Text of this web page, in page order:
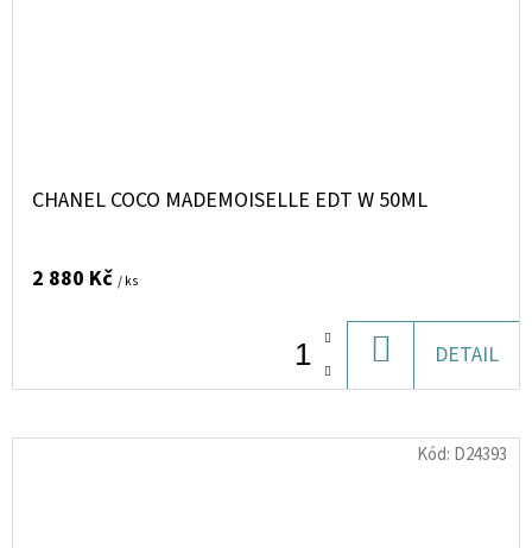
CHANEL COCO MADEMOISELLE EDT W 50ML
2 880 Kč / ks
KOŠÍKU
DETAIL
Kód: D24393